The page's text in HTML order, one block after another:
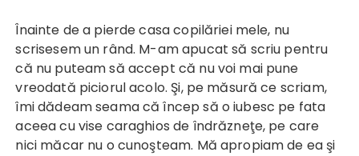
Înainte de a pierde casa copilăriei mele, nu
scrisesem un rând. M-am apucat să scriu pentru
că nu puteam să accept că nu voi mai pune
vreodată piciorul acolo. Şi, pe măsură ce scriam,
îmi dădeam seama că încep să o iubesc pe fata
aceea cu vise caraghios de îndrăzneţe, pe care
nici măcar nu o cunoşteam. Mă apropiam de ea şi